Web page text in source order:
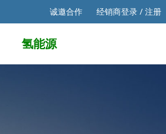
诚邀合作 经销商登录 / 注册
氢能源